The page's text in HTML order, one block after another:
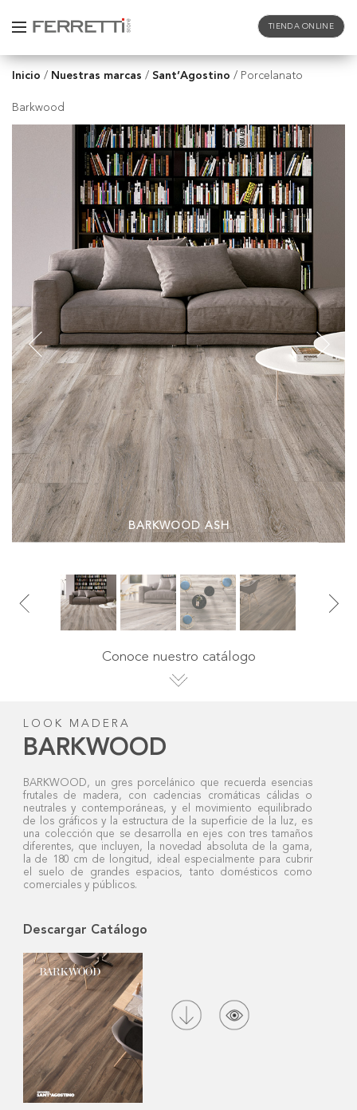
TIENDA ONLINE
Inicio / Nuestras marcas / Sant’Agostino / Porcelanato
Barkwood
BARKWOODASH
Conoce nuestro catálogo
Descargar Catálogo
LOOK MADERA
BARKWOOD
BARKWOOD, un gres porcelánico que recuerda esencias
frutales de madera, con cadencias cromáticas cálidas o
neutrales y contemporáneas, y el movimiento equilibrado
de los gráficos y la estructura de la superficie de la luz, es
una colección que se desarrolla en ejes con tres tamaños
diferentes, que incluyen, la novedad absoluta de la gama,
la de 180 cm de longitud, ideal especialmente para cubrir
el suelo de grandes espacios, tanto domésticos como
comerciales y públicos.